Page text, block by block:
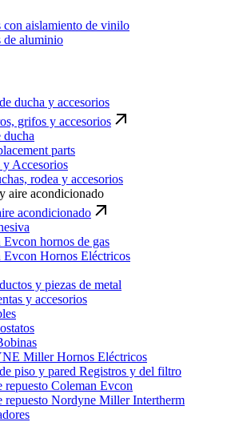
con aislamiento de vinilo
de aluminio
ducha y accesorios
grifos y accesorios
ducha
parts
Accesorios
rodea y accesorios
acondicionado
Evcon hornos de gas
Evcon Hornos Eléctricos
y piezas de metal
y accesorios
Miller Hornos Eléctricos
piso y pared Registros y del filtro
repuesto Coleman Evcon
repuesto Nordyne Miller Intertherm